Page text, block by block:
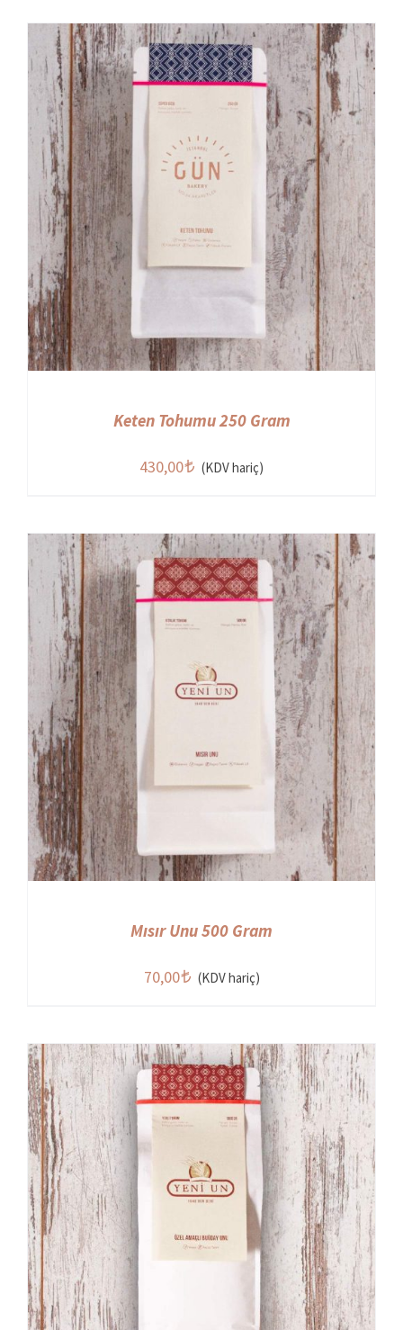
Keten Tohumu 250 Gram
430,00 (KDV hariç)
Mısır Unu 500 Gram
70,00 (KDV hariç)